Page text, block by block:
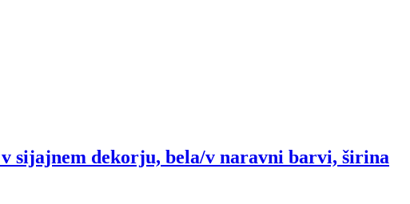
sijajnem dekorju, bela/v naravni barvi, širina